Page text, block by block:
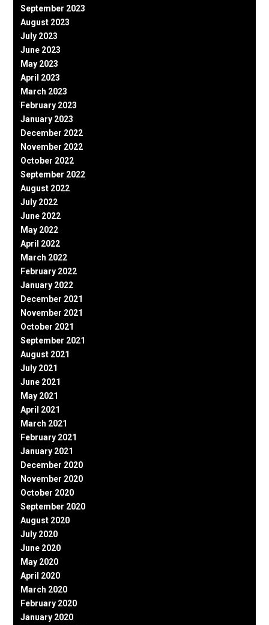
September 2023
August 2023
July 2023
June 2023
May 2023
April 2023
March 2023
February 2023
January 2023
December 2022
November 2022
October 2022
September 2022
August 2022
July 2022
June 2022
May 2022
April 2022
March 2022
February 2022
January 2022
December 2021
November 2021
October 2021
September 2021
August 2021
July 2021
June 2021
May 2021
April 2021
March 2021
February 2021
January 2021
December 2020
November 2020
October 2020
September 2020
August 2020
July 2020
June 2020
May 2020
April 2020
March 2020
February 2020
January 2020